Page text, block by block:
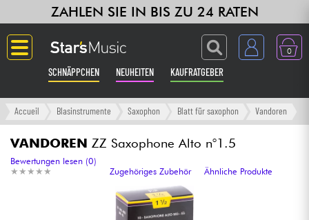
ZAHLEN SIE IN BIS ZU 24 RATEN
0
SCHNÄPPCHEN NEUHEITEN KAUFRATGEBER
Langue
Gitarre & Bass
Verstärker & Effekte
Klaviere & Piano
Accueil Blasinstrumente Saxophon Blatt für saxophon Vandoren
VANDOREN ZZ Saxophone Alto n°1.5
★ ★ ★ ★ ★
★ ★ ★ ★ ★
Bewertungen lesen (0)
Zugehöriges Zubehör
Ähnliche Produkte